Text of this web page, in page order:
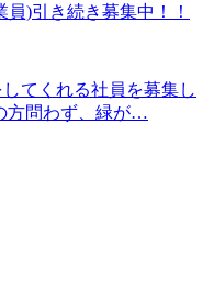
)引き続き募集中！！
てくれる社員を募集し
方問わず、緑が…